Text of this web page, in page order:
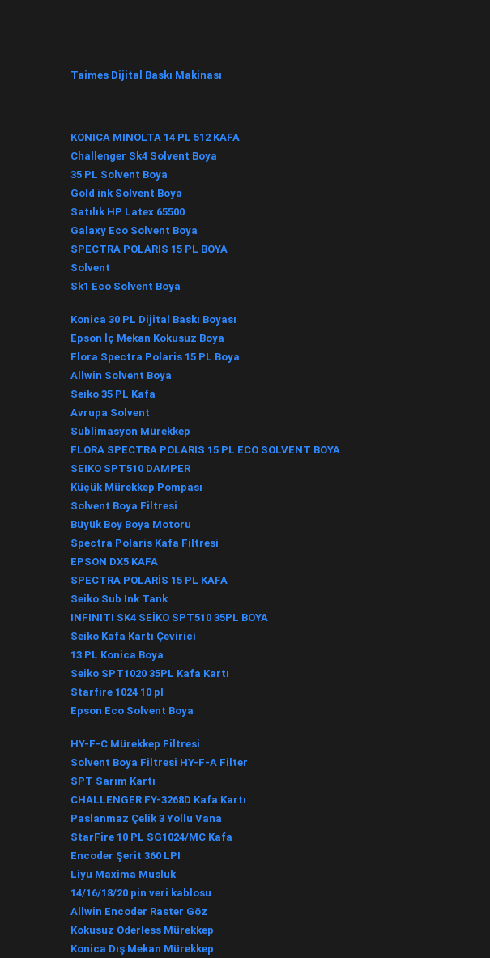
Taimes Dijital Baskı Makinası
KONICA MINOLTA 14 PL 512 KAFA
Challenger Sk4 Solvent Boya
35 PL Solvent Boya
Gold ink Solvent Boya
Satılık HP Latex 65500
Galaxy Eco Solvent Boya
SPECTRA POLARIS 15 PL BOYA
Solvent
Sk1 Eco Solvent Boya
Konica 30 PL Dijital Baskı Boyası
Epson İç Mekan Kokusuz Boya
Flora Spectra Polaris 15 PL Boya
Allwin Solvent Boya
Seiko 35 PL Kafa
Avrupa Solvent
Sublimasyon Mürekkep
FLORA SPECTRA POLARIS 15 PL ECO SOLVENT BOYA
SEIKO SPT510 DAMPER
Küçük Mürekkep Pompası
Solvent Boya Filtresi
Büyük Boy Boya Motoru
Spectra Polaris Kafa Filtresi
EPSON DX5 KAFA
SPECTRA POLARİS 15 PL KAFA
Seiko Sub Ink Tank
INFINITI SK4 SEİKO SPT510 35PL BOYA
Seiko Kafa Kartı Çevirici
13 PL Konica Boya
Seiko SPT1020 35PL Kafa Kartı
Starfire 1024 10 pl
Epson Eco Solvent Boya
HY-F-C Mürekkep Filtresi
Solvent Boya Filtresi HY-F-A Filter
SPT Sarım Kartı
CHALLENGER FY-3268D Kafa Kartı
Paslanmaz Çelik 3 Yollu Vana
StarFire 10 PL SG1024/MC Kafa
Encoder Şerit 360 LPI
Liyu Maxima Musluk
14/16/18/20 pin veri kablosu
Allwin Encoder Raster Göz
Kokusuz Oderless Mürekkep
Konica Dış Mekan Mürekkep